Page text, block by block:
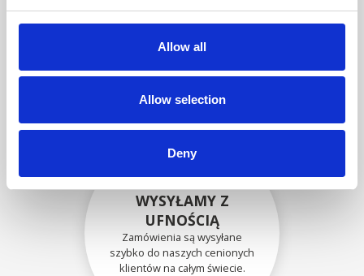
Allow all
Allow selection
Deny
BEZPIECZNIE
ZAPAKOWANE
Każda pojedyncza część jest
użyciu odpowiednich
materiałów.
WYSYŁAMY Z
UFNOŚCIĄ
Zamówienia są wysyłane
szybko do naszych cenionych
klientów na całym świecie.